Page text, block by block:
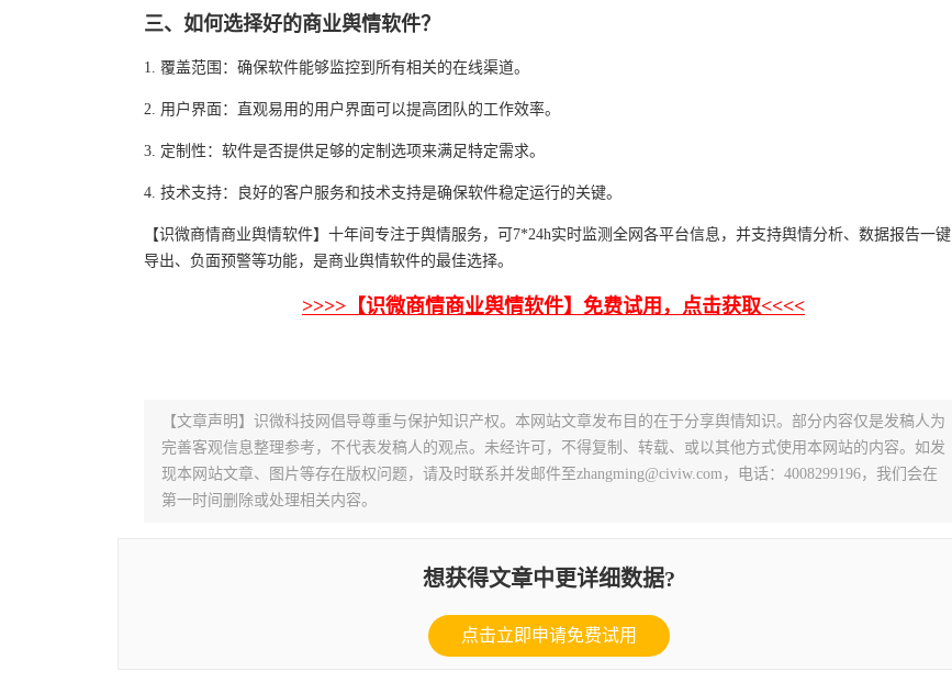
三、如何选择好的商业舆情软件？
1. 覆盖范围：确保软件能够监控到所有相关的在线渠道。
2. 用户界面：直观易用的用户界面可以提高团队的工作效率。
3. 定制性：软件是否提供足够的定制选项来满足特定需求。
4. 技术支持：良好的客户服务和技术支持是确保软件稳定运行的关键。
【识微商情商业舆情软件】十年间专注于舆情服务，可7*24h实时监测全网各平台信息，并支持舆情分析、数据报告一键
导出、负面预警等功能，是商业舆情软件的最佳选择。
>>>>【识微商情商业舆情软件】免费试用，点击获取<<<<
【文章声明】识微科技网倡导尊重与保护知识产权。本网站文章发布目的在于分享舆情知识。部分内容仅是发稿人为
完善客观信息整理参考，不代表发稿人的观点。未经许可，不得复制、转载、或以其他方式使用本网站的内容。如发
现本网站文章、图片等存在版权问题，请及时联系并发邮件至zhangming@civiw.com，电话：4008299196，我们会在
第一时间删除或处理相关内容。
想获得文章中更详细数据?
点击立即申请免费试用